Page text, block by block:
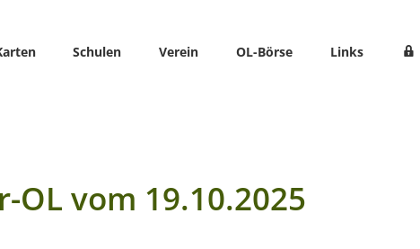
Schulen Verein OL-Börse Links
vom 19.10.2025